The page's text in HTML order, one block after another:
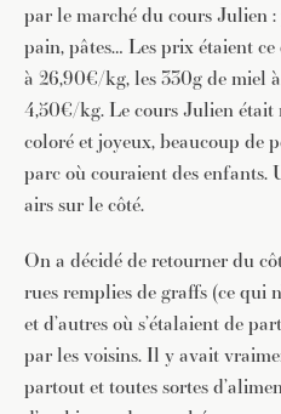
par le marché du cours Julien
pain, pâtes… Les prix étaient
à 26,90€/kg, les 330g de miel
4,50€/kg. Le cours Julien était
coloré et joyeux, beaucoup de
parc où couraient des enfants.
airs sur le côté.
On a décidé de retourner du
rues remplies de graffs (ce qui
et d’autres où s’étalaient de
par les voisins. Il y avait
partout et toutes sortes